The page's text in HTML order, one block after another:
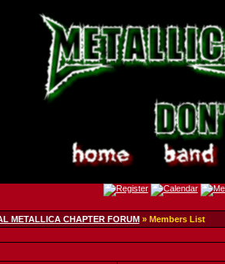
METALLICA CHAPTER FORUM» Members List